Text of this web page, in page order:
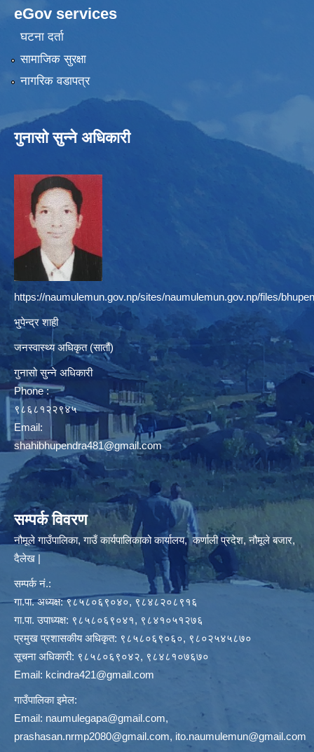
eGov services
घटना दर्ता
सामाजिक सुरक्षा
नागरिक वडापत्र
गुनासो सुन्ने अधिकारी
https://naumulemun.gov.np/sites/naumulemun.gov.np/files/
भुपेन्द्र शाही
जनस्वास्थ्य अधिकृत (सातौं)
गुनासो सुन्ने अधिकारी
Phone :
९८६८१२२९४५
Email:
shahibhupendra481@gmail.com
सम्पर्क विवरण
नौमूले गाउँपालिका, गाउँ कार्यपालिकाको कार्यालय, कर्णाली प्रदेश, नौमूले बजार,
दैलेख |
सम्पर्क नं.:
गा.पा. अध्यक्ष: ९८५८०६९०४०, ९८४८२०८९१६
गा.पा. उपाध्यक्ष: ९८५८०६९०४१, ९८४१०५१२७६
प्रमुख प्रशासकीय अधिकृत: ९८५८०६९०६०, ९८०२५४५८७०
सूचना अधिकारी: ९८५८०६९०४२, ९८४८१०७६७०
Email: kcindra421@gmail.com
गाउँपालिका इमेल:
Email: naumulegapa@gmail.com,
prashasan.nrmp2080@gmail.com, ito.naumulemun@gmail.com